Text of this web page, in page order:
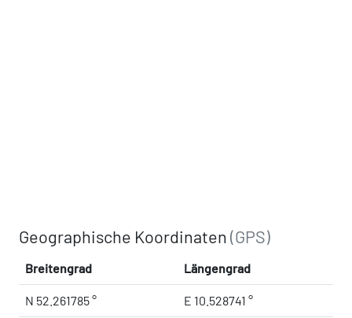
Geographische Koordinaten(GPS)
Breitengrad Längengrad
N 52.261785 ° E 10.528741 °